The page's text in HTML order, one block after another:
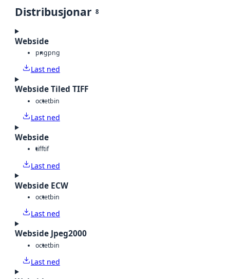
Distribusjonar 8
Webside
pngpng
Last ned
Webside Tiled TIFF
octetbin
Last ned
Webside
tifftif
Last ned
Webside ECW
octetbin
Last ned
Webside Jpeg2000
octetbin
Last ned